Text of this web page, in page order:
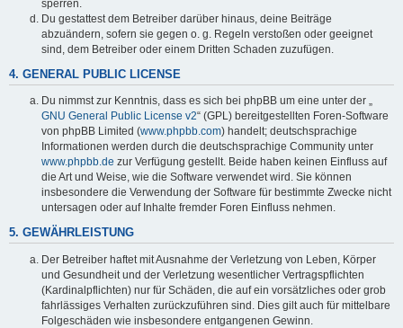
sperren.
Du gestattest dem Betreiber darüber hinaus, deine Beiträge
abzuändern, sofern sie gegen o. g. Regeln verstoßen oder geeignet
sind, dem Betreiber oder einem Dritten Schaden zuzufügen.
4. GENERAL PUBLIC LICENSE
Du nimmst zur Kenntnis, dass es sich bei phpBB um eine unter der „
GNU General Public License v2“ (GPL) bereitgestellten Foren-Software
von phpBB Limited (www.phpbb.com) handelt; deutschsprachige
Informationen werden durch die deutschsprachige Community unter
www.phpbb.de zur Verfügung gestellt. Beide haben keinen Einfluss auf
die Art und Weise, wie die Software verwendet wird. Sie können
insbesondere die Verwendung der Software für bestimmte Zwecke nicht
untersagen oder auf Inhalte fremder Foren Einfluss nehmen.
5. GEWÄHRLEISTUNG
Der Betreiber haftet mit Ausnahme der Verletzung von Leben, Körper
und Gesundheit und der Verletzung wesentlicher Vertragspflichten
(Kardinalpflichten) nur für Schäden, die auf ein vorsätzliches oder grob
fahrlässiges Verhalten zurückzuführen sind. Dies gilt auch für mittelbare
Folgeschäden wie insbesondere entgangenen Gewinn.